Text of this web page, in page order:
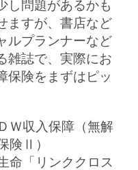
し問題があるかも
ますが、書店など
ルプランナーなど
雑誌で、実際にお
保険をまずはピッ
Ｗ収入保障（無解
険Ⅱ）
命「リンククロス